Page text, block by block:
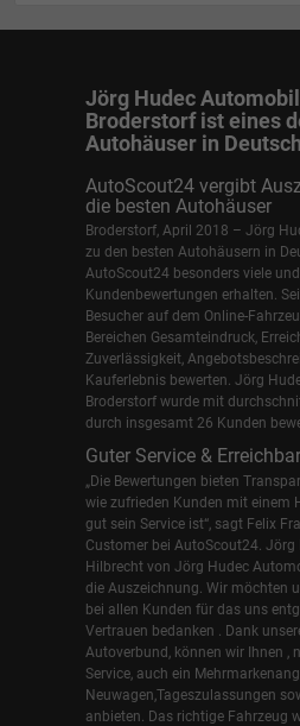
Jörg Hudec
Broderstorf ist eines
Autohäuser in
AutoScout24 vergibt
die besten Autohäuser
Broderstorf, April 2018 – Jörg
zu den besten Autohäusern in
AutoScout24 besonders viele
Kundenbewertungen erhalten.
Besucher auf dem Online-
Bereichen Gesamteindruck,
Zuverlässigkeit,
Kauferlebnis bewerten. Jörg
Broderstorf wurde mit
durch insgesamt 26 Kunden
Guter Service &
„Die Bewertungen bieten
wie zufrieden Kunden mit einem
gut sein Service ist“, sagt Felix
Customer bei AutoScout24. Jörg
Hilbrecht von Jörg Hudec
die Auszeichnung. Wir möchten
bei allen Kunden für das uns
Vertrauen bedanken . Dank
Autoverbund, können wir Ihnen ,
Service, auch ein
Neuwagen,Tageszulassungen
anbieten. Das richtige Fahrzeug